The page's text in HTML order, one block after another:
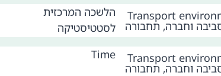
Transport
וחברה, תחבורה
הלשכה המרכזית
לסטטיסטיקה
Transport
וחברה, תחבורה
Time